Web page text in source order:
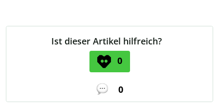
Ist dieser Artikel hilfreich?
0
0